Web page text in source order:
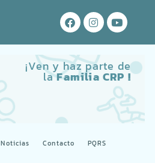
¡Ven y haz parte de
laFamilia CRP !
Noticias Contacto PQRS